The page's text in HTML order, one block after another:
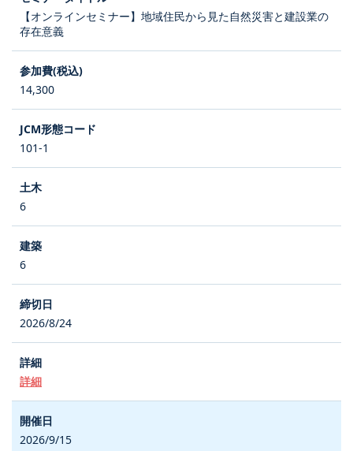
【オンラインセミナー】地域住民から見た自然災害と建設業の
存在意義
14,300
101-1
6
6
2026/8/24
詳細
2026/9/15